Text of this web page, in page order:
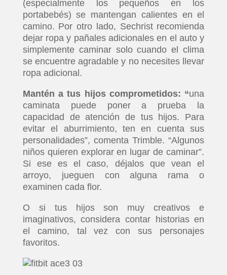
(especialmente los pequeños en los
portabebés) se mantengan calientes en el
camino. Por otro lado, Sechrist recomienda
dejar ropa y pañales adicionales en el auto y
simplemente caminar solo cuando el clima
se encuentre agradable y no necesites llevar
ropa adicional.
Mantén a tus hijos comprometidos: “una
caminata puede poner a prueba la
capacidad de atención de tus hijos. Para
evitar el aburrimiento, ten en cuenta sus
personalidades”, comenta Trimble. “Algunos
niños quieren explorar en lugar de caminar”.
Si ese es el caso, déjalos que vean el
arroyo, jueguen con alguna rama o
examinen cada flor.
O si tus hijos son muy creativos e
imaginativos, considera contar historias en
el camino, tal vez con sus personajes
favoritos.